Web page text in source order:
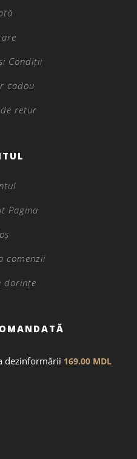
Condiții
cadou
retur
Pagina
comenzii
dorințe
dezinformării 169.00 MDL